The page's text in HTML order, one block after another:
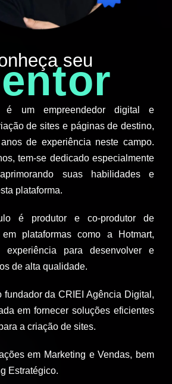
seu
é um empreendedor digital e
de sites e páginas de destino,
de experiência neste campo.
tem-se dedicado especialmente
suas habilidades e
plataforma.
é produtor e co-produtor de
plataformas como a Hotmart,
para desenvolver e
de alta qualidade.
fundador da CRIEI Agência Digital,
em fornecer soluções eficientes
a criação de sites.
em Marketing e Vendas, bem
Estratégico.